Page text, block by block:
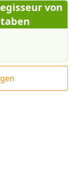
von